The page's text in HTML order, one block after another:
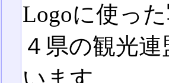
Logoに使っ
４県の観光
います